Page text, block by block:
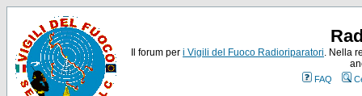
Il forum per i Vigili del Fuoco Radioriparatori. Nella
FAQ